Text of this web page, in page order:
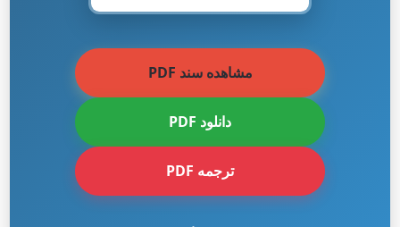
مشاهده سند PDF
دانلود PDF
ترجمه PDF